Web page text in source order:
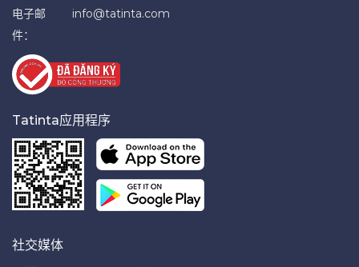
电子邮
件：
info@tatinta.com
Tatinta应用程序
社交媒体